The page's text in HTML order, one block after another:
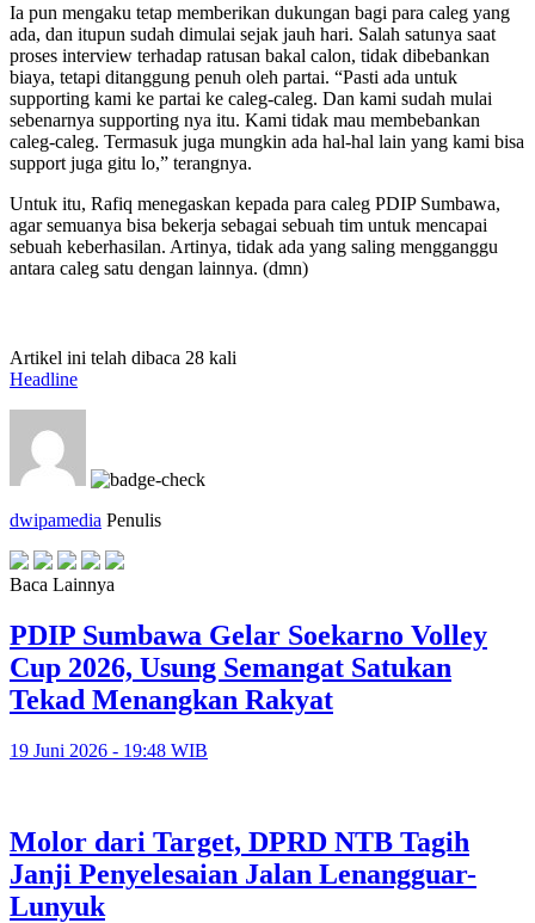
Ia pun mengaku tetap memberikan dukungan bagi para caleg yang
ada, dan itupun sudah dimulai sejak jauh hari. Salah satunya saat
proses interview terhadap ratusan bakal calon, tidak dibebankan
biaya, tetapi ditanggung penuh oleh partai. “Pasti ada untuk
supporting kami ke partai ke caleg-caleg. Dan kami sudah mulai
sebenarnya supporting nya itu. Kami tidak mau membebankan
caleg-caleg. Termasuk juga mungkin ada hal-hal lain yang kami bisa
support juga gitu lo,” terangnya.
Untuk itu, Rafiq menegaskan kepada para caleg PDIP Sumbawa,
agar semuanya bisa bekerja sebagai sebuah tim untuk mencapai
sebuah keberhasilan. Artinya, tidak ada yang saling mengganggu
antara caleg satu dengan lainnya. (dmn)
Artikel ini telah dibaca 28 kali
Headline
dwipamedia Penulis
Baca Lainnya
PDIP Sumbawa Gelar Soekarno Volley
Cup 2026, Usung Semangat Satukan
Tekad Menangkan Rakyat
19 Juni 2026 - 19:48 WIB
Molor dari Target, DPRD NTB Tagih
Janji Penyelesaian Jalan Lenangguar-
Lunyuk